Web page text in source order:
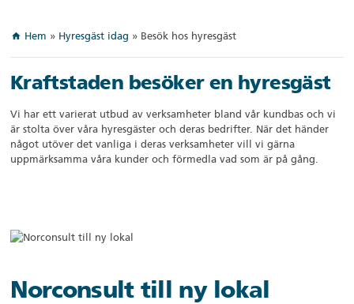
home Hem » Hyresgäst idag » Besök hos hyresgäst
Kraftstaden besöker en hyresgäst
Vi har ett varierat utbud av verksamheter bland vår kundbas och vi
är stolta över våra hyresgäster och deras bedrifter. När det händer
något utöver det vanliga i deras verksamheter vill vi gärna
uppmärksamma våra kunder och förmedla vad som är på gång.
Norconsult till ny lokal